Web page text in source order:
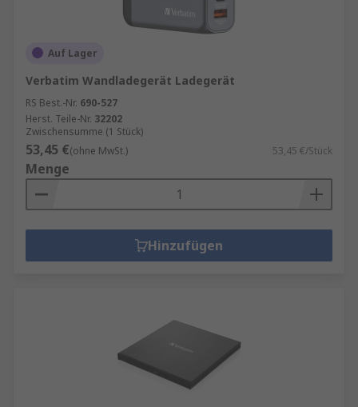
Auf Lager
Verbatim Wandladegerät Ladegerät
RS Best.-Nr. 690-527
Herst. Teile-Nr. 32202
Zwischensumme (1 Stück)
53,45 €(ohne MwSt.) 53,45 €/Stück
Menge
Hinzufügen